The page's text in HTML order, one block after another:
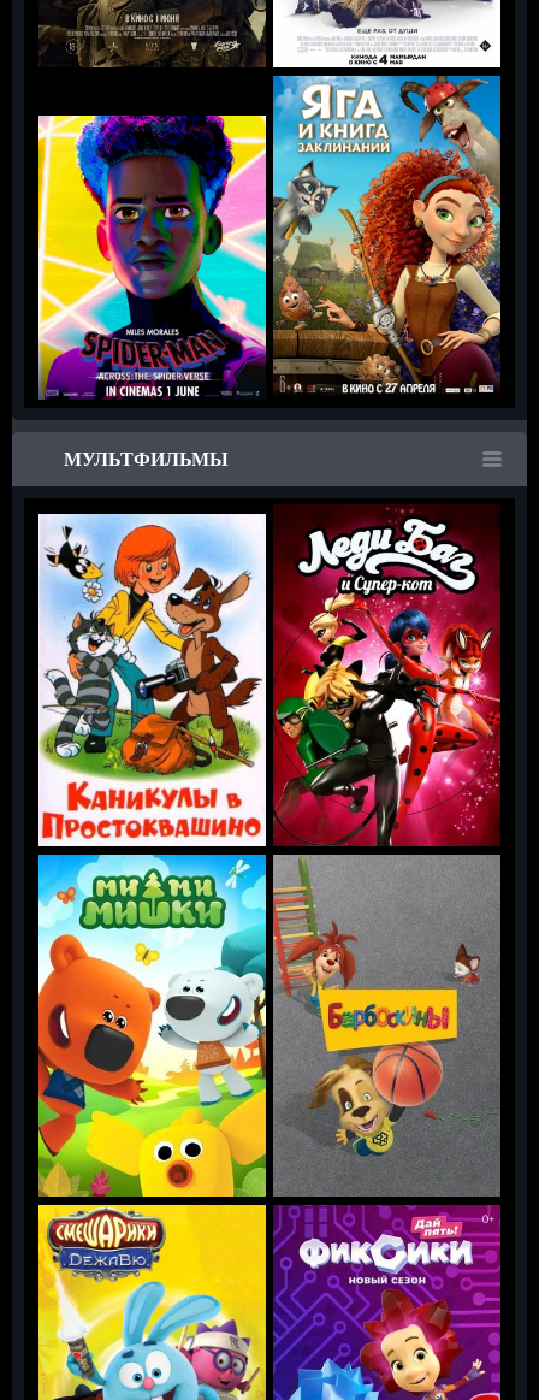
МУЛЬТФИЛЬМЫ